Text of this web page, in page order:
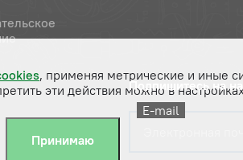
Подпишитесь на
E-mail
, применяя метрические и иные
эти действия можно в
Принимаю